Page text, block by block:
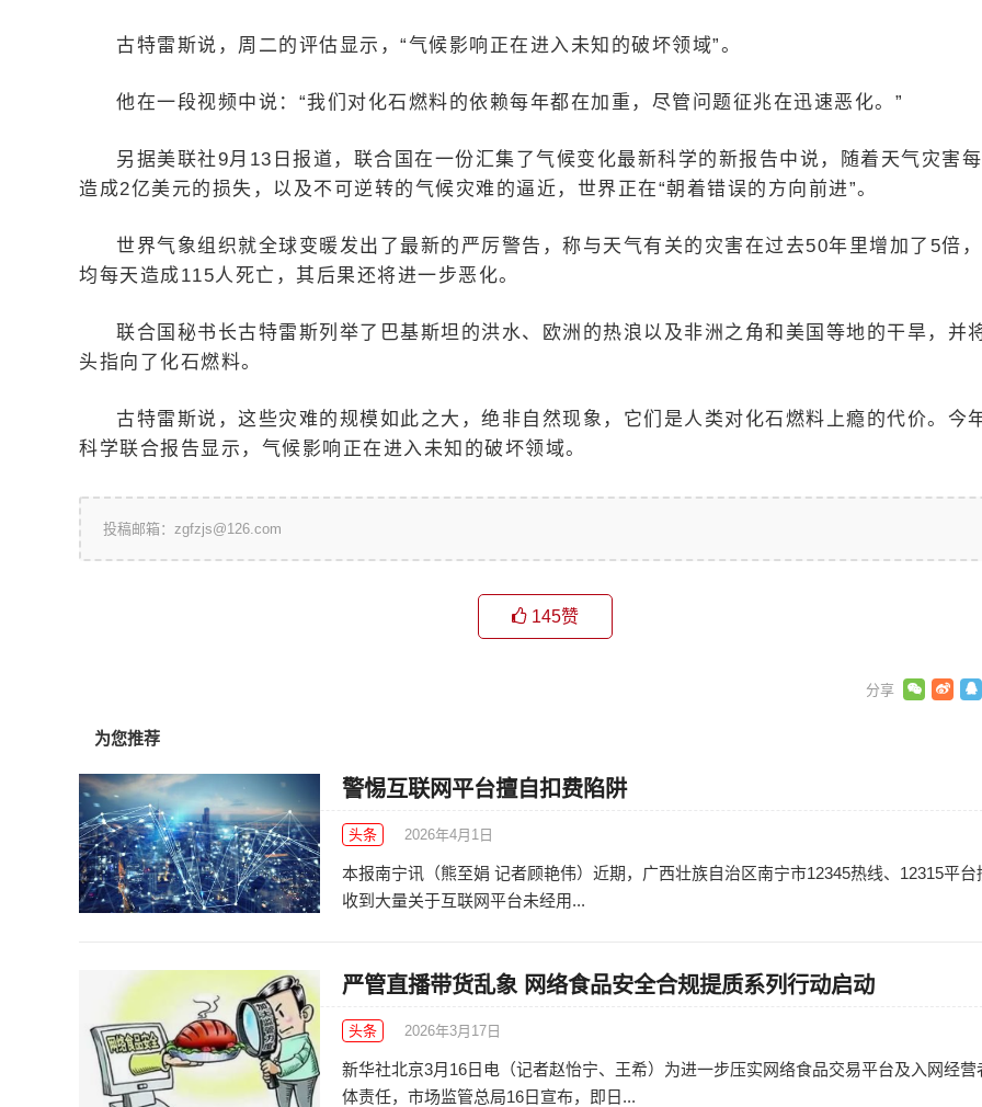
古特雷斯说，周二的评估显示，“气候影响正在进入未知的破坏领域”。
他在一段视频中说：“我们对化石燃料的依赖每年都在加重，尽管问题征兆在迅速恶化。”
另据美联社9月13日报道，联合国在一份汇集了气候变化最新科学的新报告中说，随着天气灾害
造成2亿美元的损失，以及不可逆转的气候灾难的逼近，世界正在“朝着错误的方向前进”。
世界气象组织就全球变暖发出了最新的严厉警告，称与天气有关的灾害在过去50年里增加了5倍
均每天造成115人死亡，其后果还将进一步恶化。
联合国秘书长古特雷斯列举了巴基斯坦的洪水、欧洲的热浪以及非洲之角和美国等地的干旱，并
头指向了化石燃料。
古特雷斯说，这些灾难的规模如此之大，绝非自然现象，它们是人类对化石燃料上瘾的代价。今
科学联合报告显示，气候影响正在进入未知的破坏领域。
投稿邮箱：zgfzjs@126.com
145赞
为您推荐
警惕互联网平台擅自扣费陷阱
头条 2026年4月1日
本报南宁讯（熊至娟 记者顾艳伟）近期，广西壮族自治区南宁市12345热线、12315平台
收到大量关于互联网平台未经用...
严管直播带货乱象 网络食品安全合规提质系列行动启动
头条 2026年3月17日
新华社北京3月16日电（记者赵怡宁、王希）为进一步压实网络食品交易平台及入网经营
体责任，市场监管总局16日宣布，即日...